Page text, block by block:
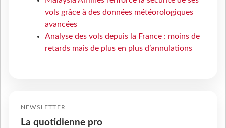
vols grâce à des données météorologiques
avancées
Analyse des vols depuis la France : moins de
retards mais de plus en plus d’annulations
NEWSLETTER
La quotidienne pro